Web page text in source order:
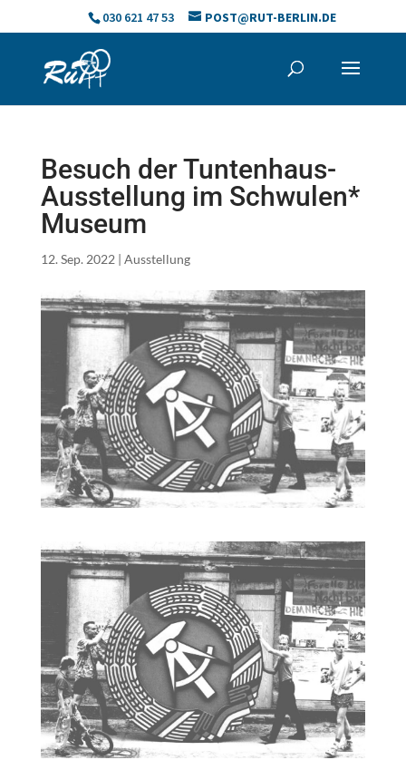
030 621 47 53 POST@RUT-BERLIN.DE
Besuch der Tuntenhaus-
Ausstellung im Schwulen*
Museum
12. Sep. 2022 | Ausstellung